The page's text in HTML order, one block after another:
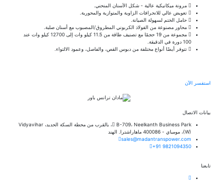
مرونة ميكانيكية عالية - شكل الأسنان المنحني.
تعويض عالي للانحرافات الزاوية والمتوازية والمحورية.
حامل الختم لسهولة الصيانة.
محاور مصنوعة من الفولاذ الكربوني المطروق/المصبوب مع أسنان صلبة.
مجموعة من 19 حجمًا مع تصنيف طاقة من 11.5 كيلو وات إلى 12700 كيلو وات عند
100 دورة في الدقيقة.
تتوفر أيضًا أنواع مختلفة من دبوس القص، والفاصل، وعمود الالتواء.
استفسر الآن
بيانات الاتصال
B-709، Neelkanth Business Park، بالقرب من محطة السكة الحديد، Vidyavihar
(W)، مومباي - 400086 ماهاراشترا. الهند
sales@madantranspower.com
+91 9821094350
تابعنا